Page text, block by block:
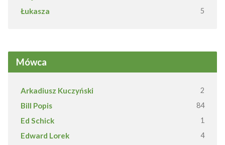
Łukasza
5
Mówca
Arkadiusz Kuczyński 2
Bill Popis 84
Ed Schick 1
Edward Lorek 4